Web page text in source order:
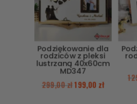
Podziękowanie dla
rodziców z pleksi
lustrzaną 40x60cm
MD347
299,00 zł199,00 zł